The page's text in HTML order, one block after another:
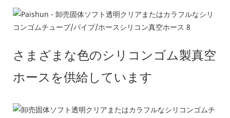
さまざまな色のシリコンゴム製真空
ホースを供給しています